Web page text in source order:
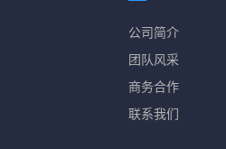
公司简介
团队风采
商务合作
联系我们